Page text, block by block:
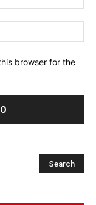
browser for the